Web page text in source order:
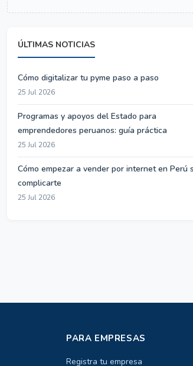
ÚLTIMAS NOTICIAS
Cómo digitalizar tu pyme paso a paso
25 Jul 2026
Programas y apoyos del Estado para
emprendedores peruanos: guía práctica
25 Jul 2026
Cómo empezar a vender por internet en Perú
complicarte
25 Jul 2026
PARA EMPRESAS
Registra tu empresa